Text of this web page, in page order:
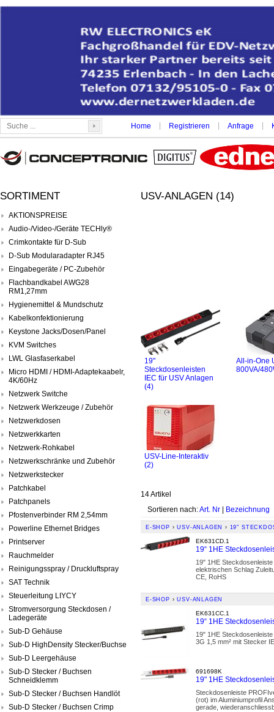
Home Registrieren Anfrage
SORTIMENT
AKTIONSPREISE
Audio-/Video-/Geräte TECHly®
Crimkontakte für D-Sub
D-Sub Modularadapter RJ45
Eingabegeräte / PC-Zubehör
Flachbandkabel AWG28
RM1,27mm
Hygienemittel & Mundschutz
Kabelkonfektionierung
Keystone Jacks/Dosen/Panel
KVM Switches
LWL Glasfaserkabel
Micro HDMI / HDMI-Adaptekaabelr,
4K/60Hz
Netzwerk Switche
Netzwerk Werkzeuge / Zubehör
Netzwerkdosen
Netzwerkkarten
Netzwerk-Rohkabel
Netzwerkschränke und Zubehör
Netzwerkstecker
Patchkabel
Patchpanels
Pfostenverbinder RM 2,54mm
Powerline Ethernet Bridges
Printserver
Rauchmelder
Reinigungsspray / Druckluftspray
SAT Technik
Steuerleitung LIYCY
Stromversorgung Steckdosen /
Ladegeräte
Sub-D Gehäuse
Sub-D HighDensity Stecker/Buchse
Sub-D Leergehäuse
Sub-D Stecker / Buchsen
Schneidklemm
Sub-D Stecker / Buchsen Handlöt
Sub-D Stecker / Buchsen Crimp
USV-ANLAGEN (14)
19"
Steckdosenleisten
IEC für USV Anlagen
(4)
All-in-One
800VA/
USV-Line-Interaktiv
(2)
14 Artikel
Sortieren nach:Art. Nr | Bezeichnung
E-SHOP › USV-ANLAGEN › 19"
EK631CD.1
19“ 1HE
19" 1HE
elektrischen Schlag
CE, RoHS
E-SHOP › USV-ANLAGEN
EK631CC.1
19“ 1HE
19" 1HE
3G 1,5 mm² mit Stecker
691698K
19" 1HE
Steckdosenleiste
(rot) im Aluminiumprofil
gerade,